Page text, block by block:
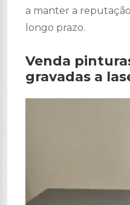
a manter a
longo prazo.
Venda
gravadas a